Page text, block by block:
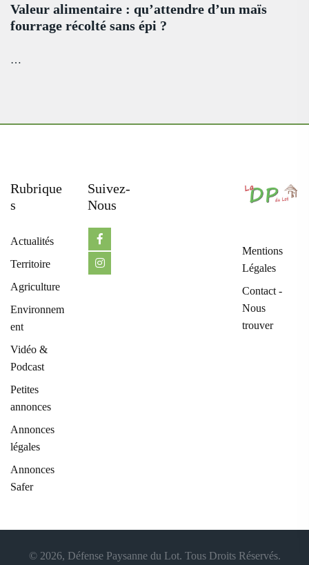
Valeur alimentaire : qu’attendre d’un maïs
fourrage récolté sans épi ?
…
Rubrique
S
Actualités
Territoire
Agriculture
Environnem
ent
Vidéo &
Podcast
Petites
annonces
Annonces
légales
Annonces
Safer
Suivez-
Nous
Mentions
Légales
Contact -
Nous
trouver
© 2026, Défense Paysanne du Lot. Tous Droits Réservés.